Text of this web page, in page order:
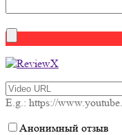
E.g.: https://
Анонимный отзыв